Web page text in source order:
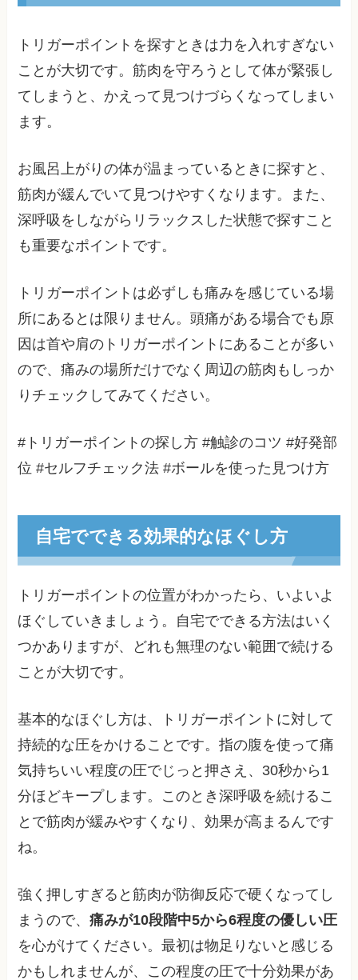
トリガーポイントを探すときは力を入れすぎない
ことが大切です。筋肉を守ろうとして体が緊張し
てしまうと、かえって見つけづらくなってしまい
ます。
お風呂上がりの体が温まっているときに探すと、
筋肉が緩んでいて見つけやすくなります。また、
深呼吸をしながらリラックスした状態で探すこと
も重要なポイントです。
トリガーポイントは必ずしも痛みを感じている場
所にあるとは限りません。頭痛がある場合でも原
因は首や肩のトリガーポイントにあることが多い
ので、痛みの場所だけでなく周辺の筋肉もしっか
りチェックしてみてください。
#トリガーポイントの探し方 #触診のコツ #好発部
位 #セルフチェック法 #ボールを使った見つけ方
自宅でできる効果的なほぐし方
トリガーポイントの位置がわかったら、いよいよ
ほぐしていきましょう。自宅でできる方法はいく
つかありますが、どれも無理のない範囲で続ける
ことが大切です。
基本的なほぐし方は、トリガーポイントに対して
持続的な圧をかけることです。指の腹を使って痛
気持ちいい程度の圧でじっと押さえ、30秒から1
分ほどキープします。このとき深呼吸を続けるこ
とで筋肉が緩みやすくなり、効果が高まるんです
ね。
強く押しすぎると筋肉が防御反応で硬くなってし
まうので、痛みが10段階中5から6程度の優しい圧
を心がけてください。最初は物足りないと感じる
かもしれませんが、この程度の圧で十分効果があ